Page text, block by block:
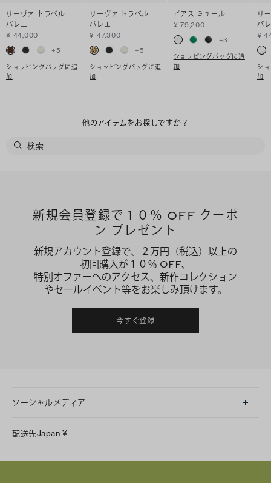
リーヴァ トラベル
バレエ
¥ 44,000
+5
ショッピングバッグに追
加
リーヴァ トラベル
バレエ
¥ 47,300
+5
ショッピングバッグに追
加
ピアス ミュール
¥ 79,200
+3
ショッピングバッグに追
加
リ
バ
¥
シ
加
他のアイテムをお探しですか？
新規会員登録で１０％ OFF クーポ
ン プレゼント
新規アカウント登録で、２万円（税込）以上の
初回購入が１０％ OFF、
特別オファーへのアクセス、新作コレクション
やセールイベント等をお楽しみ頂けます。
今すぐ登録
ソーシャルメディア
Facebook
配送先Japan ¥